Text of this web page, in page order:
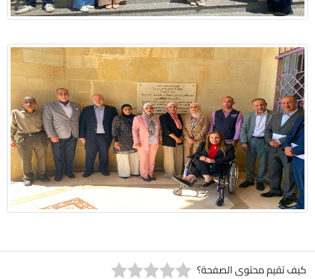
كيف تقيم محتوى الصفحة؟